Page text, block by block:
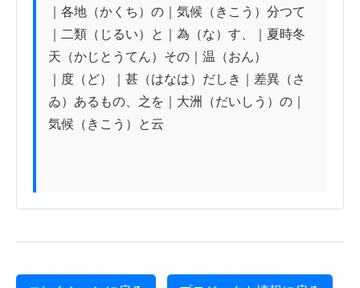
｜各地（かくち）の｜気候（きこう）分つて
｜二類（じるい）と｜為（な）す、｜夏時冬
天（かじとうてん）その｜温（おん）
｜度（ど）｜甚（はなは）だしき｜差異（さ
ゐ）あるもの、之を｜大洲（だいしう）の｜
気候（きこう）と云